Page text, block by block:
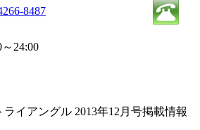
8487
～24:00
ライアングル 2013年12月号掲載情報